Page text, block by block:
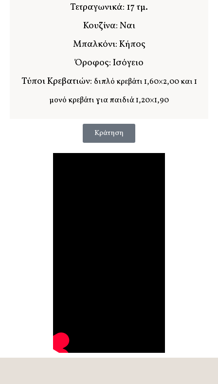
Τετραγωνικά: 17 τμ.
Κουζίνα: Ναι
Μπαλκόνι: Κήπος
Όροφος: Ισόγειο
Τύποι Κρεβατιών: διπλό κρεβάτι 1,60×2,00 και 1
μονό κρεβάτι για παιδιά 1,20×1,90
Κράτηση